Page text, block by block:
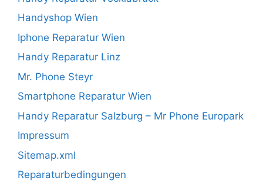
Handyshop Wien
Iphone Reparatur Wien
Handy Reparatur Linz
Mr. Phone Steyr
Smartphone Reparatur Wien
Handy Reparatur Salzburg – Mr Phone Europark
Impressum
Sitemap.xml
Reparaturbedingungen